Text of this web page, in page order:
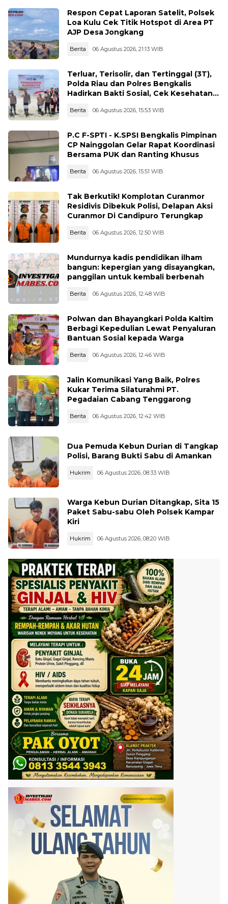
Respon Cepat Laporan Satelit, Polsek
Loa Kulu Cek Titik Hotspot di Area PT
AJP Desa Jongkang
Berita 06 Agustus 2026, 21:13 WIB
Terluar, Terisolir, dan Tertinggal (3T),
Polda Riau dan Polres Bengkalis
Hadirkan Bakti Sosial, Cek Kesehatan
Rupat
Berita 06 Agustus 2026, 15:53 WIB
P.C F-SPTI - K.SPSI Bengkalis Pimpinan
CP Nainggolan Gelar Rapat Koordinasi
Bersama PUK dan Ranting Khusus
Berita 06 Agustus 2026, 15:51 WIB
Tak Berkutik! Komplotan Curanmor
Residivis Dibekuk Polisi, Delapan Aksi
Curanmor Di Candipuro Terungkap
Berita 06 Agustus 2026, 12:50 WIB
Mundurnya kadis pendidikan ilham
bangun: kepergian yang disayangkan,
panggilan untuk kembali berbenah
Berita 06 Agustus 2026, 12:48 WIB
Polwan dan Bhayangkari Polda Kaltim
Berbagi Kepedulian Lewat Penyaluran
Bantuan Sosial kepada Warga
Berita 06 Agustus 2026, 12:46 WIB
Jalin Komunikasi Yang Baik, Polres
Kukar Terima Silaturahmi PT.
Pegadaian Cabang Tenggarong
Berita 06 Agustus 2026, 12:42 WIB
Dua Pemuda Kebun Durian di Tangkap
Polisi, Barang Bukti Sabu di Amankan
Hukrim 06 Agustus 2026, 08:33 WIB
Warga Kebun Durian Ditangkap, Sita 15
Paket Sabu-sabu Oleh Polsek Kampar
Kiri
Hukrim 06 Agustus 2026, 08:20 WIB